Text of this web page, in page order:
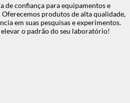
de confiança para equipamentos e
produtos de alta qualidade,
em suas pesquisas e experimentos.
o padrão do seu laboratório!